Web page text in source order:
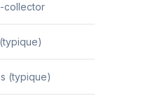
collector
(typique)